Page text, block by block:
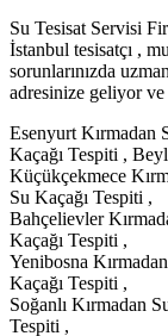
Su Tesisat Servisi
İstanbul tesisatçı ,
sorunlarınızda
adresinize geliyor
Esenyurt Kırmadan
Kaçağı Tespiti ,
Küçükçekmece
Su Kaçağı Tespiti ,
Bahçelievler
Kaçağı Tespiti ,
Yenibosna
Kaçağı Tespiti ,
Soğanlı Kırmadan
Tespiti ,